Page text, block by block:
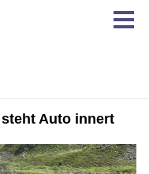
Auto innert